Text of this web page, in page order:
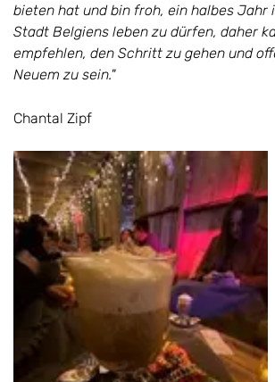
bieten hat und bin froh, ein halbes Jahr
Stadt Belgiens leben zu dürfen, daher
empfehlen, den Schritt zu gehen und
Neuem zu sein."
Chantal Zipf